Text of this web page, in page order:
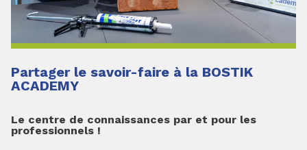
Partager le savoir-faire à la BOSTIK
ACADEMY
Le centre de connaissances par et pour les
professionnels !